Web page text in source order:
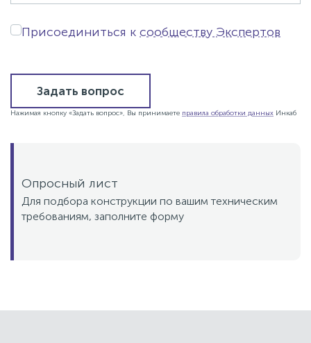
Присоединиться к сообществу Экспертов
Задать вопрос
Нажимая кнопку «Задать вопрос», Вы принимаете правила обработки данных Инкаб
Опросный лист
Для подбора конструкции по вашим техническим
требованиям, заполните форму